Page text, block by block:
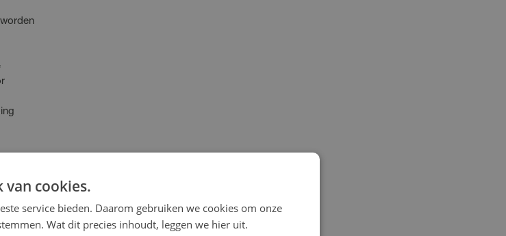
van cookies.
service bieden. Daarom gebruiken we cookies om onze
Wat dit precies inhoudt, leggen we hier uit.